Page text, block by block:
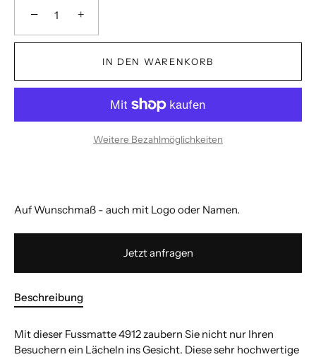
− +
IN DEN WARENKORB
Weitere Bezahlmöglichkeiten
Auf Wunschmaß - auch mit Logo oder Namen.
Jetzt anfragen
Beschreibung
Mit dieser Fussmatte 4912 zaubern Sie nicht nur Ihren
Besuchern ein Lächeln ins Gesicht. Diese sehr hochwertige